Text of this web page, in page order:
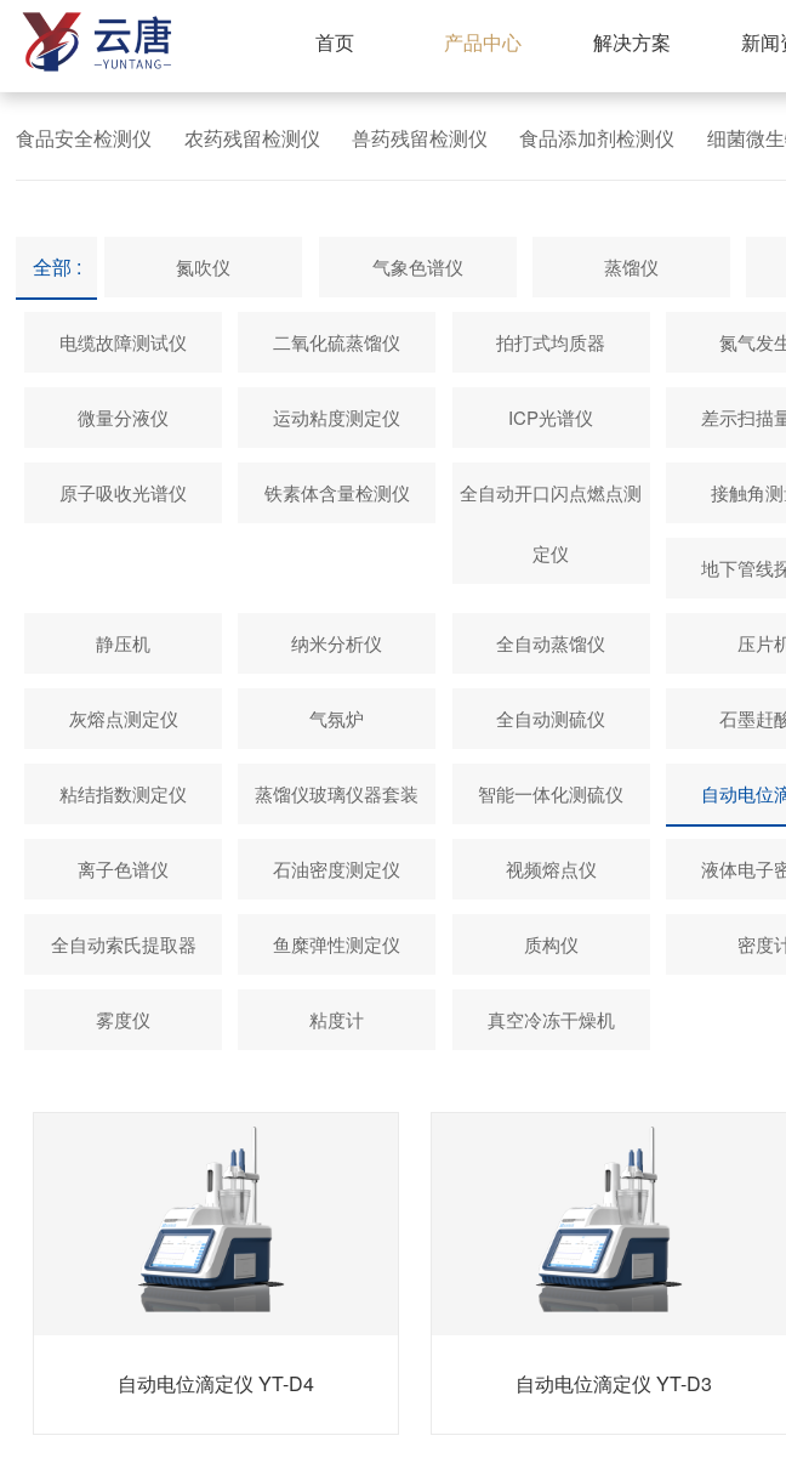
首页 产品中心 解决方案 新闻
食品安全检测仪 农药残留检测仪 兽药残留检测仪 食品添加剂检测仪 细菌微
全部 : 氮吹仪 气象色谱仪 蒸馏仪
电缆故障测试仪 二氧化硫蒸馏仪 拍打式均质器 氮气发
微量分液仪 运动粘度测定仪 ICP光谱仪 差示扫描
原子吸收光谱仪 铁素体含量检测仪 全自动开口闪点燃点测
定仪
接触角
地下管线
静压机 纳米分析仪 全自动蒸馏仪 压片
灰熔点测定仪 气氛炉 全自动测硫仪 石墨赶
粘结指数测定仪 蒸馏仪玻璃仪器套装 智能一体化测硫仪 自动电位
离子色谱仪 石油密度测定仪 视频熔点仪 液体电子
全自动索氏提取器 鱼糜弹性测定仪 质构仪 密度
雾度仪 粘度计 真空冷冻干燥机
自动电位滴定仪 YT-D4 自动电位滴定仪 YT-D3